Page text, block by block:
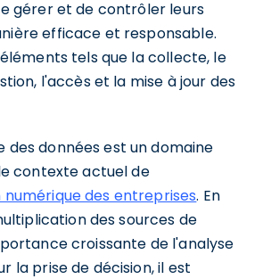
gérer et de contrôler leurs
efficace et responsable.
tels que la collecte, le
l'accès et la mise à jour des
des données est un domaine
contexte actuel de
des entreprises. En
des sources de
croissante de l'analyse
la prise de décision, il est